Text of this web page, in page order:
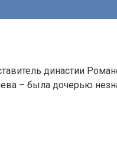
династии
– была дочерью